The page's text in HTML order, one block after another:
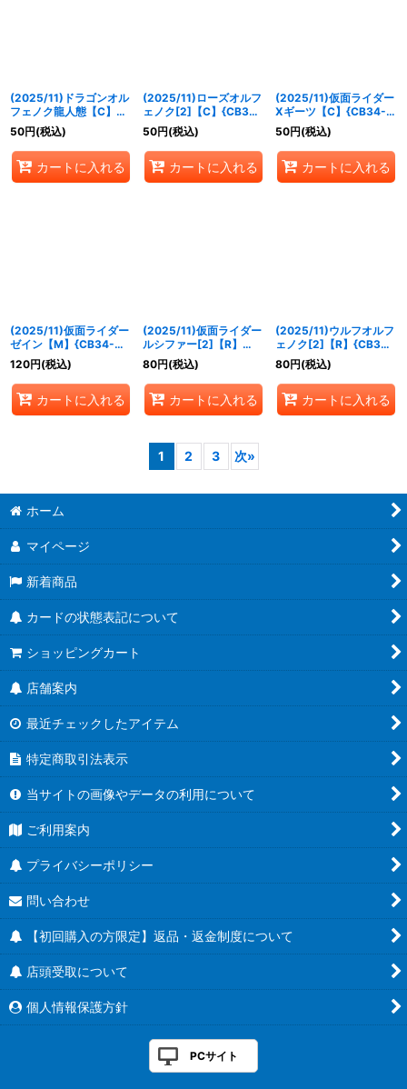
(2025/11)ドラゴンオル
フェノク龍人態【C】
{CB34-022}《紫》
50円(税込)
カートに入れる
(2025/11)ローズオルフ
ェノク[2]【C】{CB34-
023}《紫》
50円(税込)
カートに入れる
(2025/11)仮面ライダー
Xギーツ【C】{CB34-
024}《紫》
50円(税込)
カートに入れる
(2025/11)仮面ライダー
ゼイン【M】{CB34-
025}《紫》
120円(税込)
カートに入れる
(2025/11)仮面ライダー
ルシファー[2]【R】
{CB34-026}《紫》
80円(税込)
カートに入れる
(2025/11)ウルフオルフ
ェノク[2]【R】{CB34-
027}《多》
80円(税込)
カートに入れる
1 2 3 次»
ホーム
マイページ
新着商品
カードの状態表記について
ショッピングカート
店舗案内
最近チェックしたアイテム
特定商取引法表示
当サイトの画像やデータの利用について
ご利用案内
プライバシーポリシー
問い合わせ
【初回購入の方限定】返品・返金制度について
店頭受取について
個人情報保護方針
PCサイト